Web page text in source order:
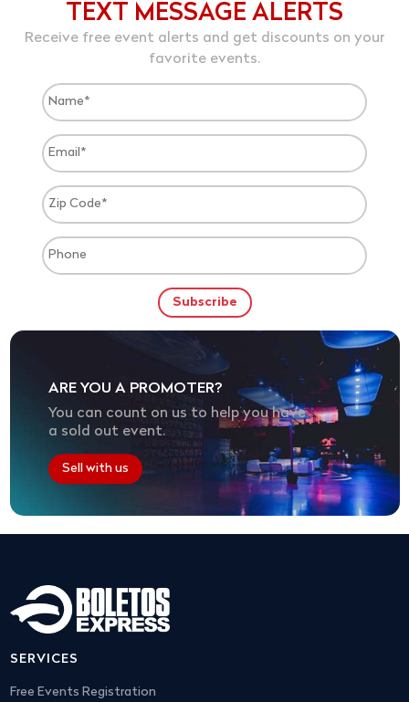
TEXT MESSAGE ALERTS
Receive free event alerts and get discounts on your
favorite events.
ARE YOU A PROMOTER?
You can count on us to help you have
a sold out event.
Sell with us
SERVICES
Free Events Registration